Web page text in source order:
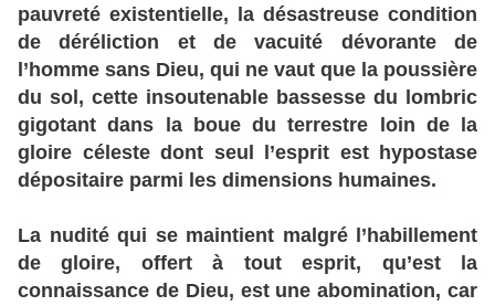
pauvreté existentielle, la désastreuse condition
de déréliction et de vacuité dévorante de
l’homme sans Dieu, qui ne vaut que la poussière
du sol, cette insoutenable bassesse du lombric
gigotant dans la boue du terrestre loin de la
gloire céleste dont seul l’esprit est hypostase
dépositaire parmi les dimensions humaines.
La nudité qui se maintient malgré l’habillement
de gloire, offert à tout esprit, qu’est la
connaissance de Dieu, est une abomination, car